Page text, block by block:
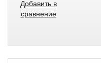
Добавить в
сравнение